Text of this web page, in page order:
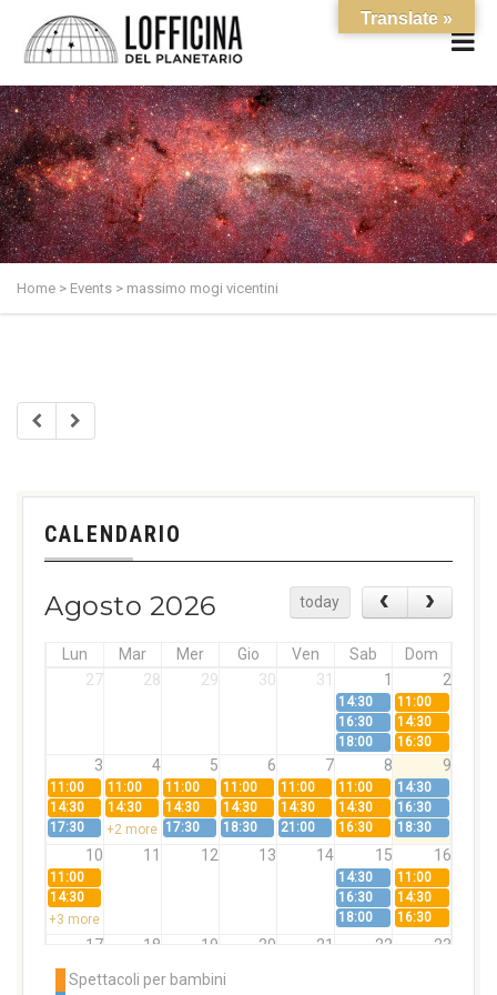
Home > Events > massimo mogi vicentini
CALENDARIO
Agosto 2026 today
Lun Mar Mer Gio Ven Sab
Dom
27
28 29 30 31 1 2
14:30
11:00
16:30
14:30
18:00
16:30
3 4 5 6 7 8 9
11:00 11:00 11:00 11:00 11:00 11:00
14:30
14:30
14:30 14:30 14:30 14:30 14:30
16:30
17:30
+2 more 17:30 18:30 21:00 16:30 18:30
10 11 12 13 14 15 16
11:00 14:30
11:00
14:30
16:30
14:30
+3 more
18:00 16:30
17 18 19 20 21 22 23
11:00
14:30
14:30 14:30 14:30
Spettacoli per bambini
Translate »